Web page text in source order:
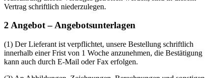
Vertrag schriftlich niederzulegen.
2 Angebot – Angebotsunterlagen
(1) Der Lieferant ist verpflichtet, unsere Bestellung schriftlich
innerhalb einer Frist von 1 Woche anzunehmen, die Bestätigung
kann auch durch E-Mail oder Fax erfolgen.